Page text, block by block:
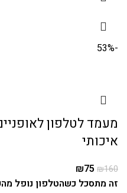
-53%
מעמד לטלפון
איכותי
₪160
₪75
זה מתסכל כשהטלפון נופל